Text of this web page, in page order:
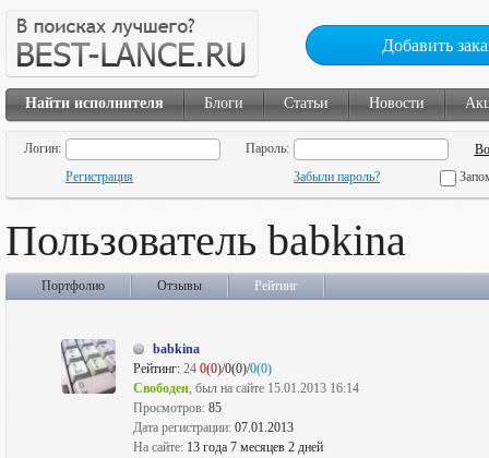
Добавить
Найти исполнителя Блоги Статьи Новости
Логин:
Пароль:
Регистрация
Забыли пароль?
Пользователь babkina
Портфолио Отзывы Рейтинг
babkina
Рейтинг: 24 0(0)/0(0)/0(0)
Свободен, был на сайте 15.01.2013 16:14
Просмотров: 85
Дата регистрации: 07.01.2013
На сайте: 13 года 7 месяцев 2 дней